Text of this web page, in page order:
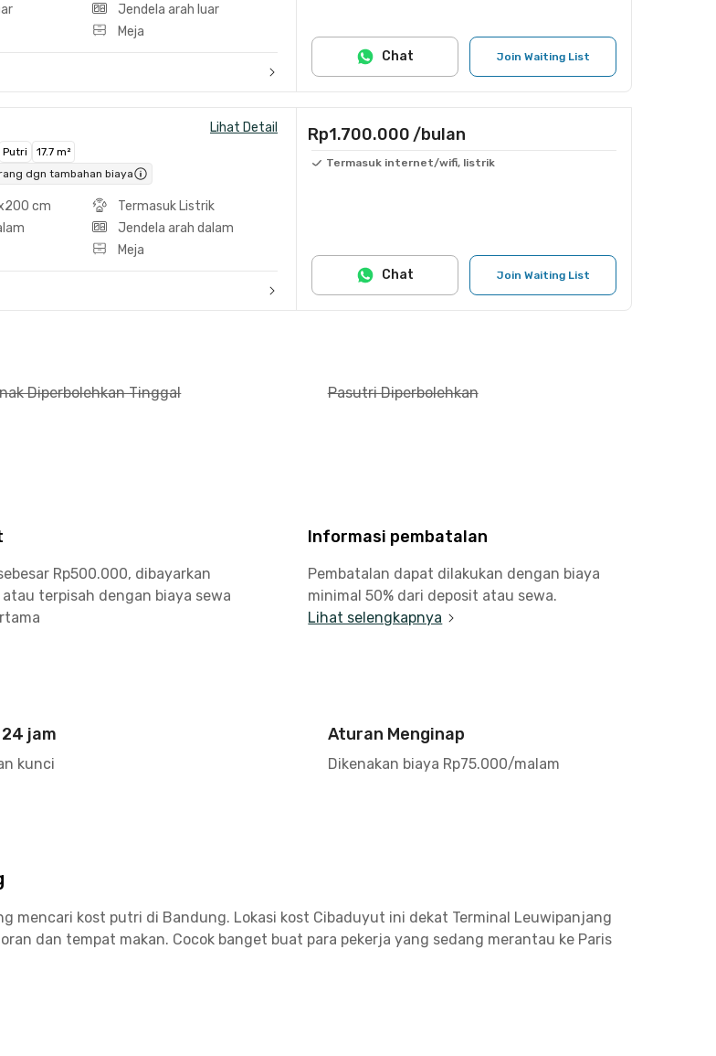
Jendela arah luar
Meja
Join Waiting List
Chat
Lihat Detail
Putri
17.7 m²
dgn tambahan biaya
cm
Termasuk Listrik
Jendela arah dalam
Meja
Rp1.700.000 /bulan
Termasuk internet/wifi, listrik
Join Waiting List
Chat
Diperbolehkan Tinggal Pasutri Diperbolehkan
Rp500.000, dibayarkan
atau terpisah dengan biaya sewa
Informasi pembatalan
Pembatalan dapat dilakukan dengan biaya
minimal 50% dari deposit atau sewa.
Lihat selengkapnya
jam
kunci
Aturan Menginap
Dikenakan biaya Rp75.000/malam
mencari kost putri di Bandung. Lokasi kost Cibaduyut ini dekat Terminal Leuwipanjang
dan tempat makan. Cocok banget buat para pekerja yang sedang merantau ke Paris
Universitas Kristen Maranatha berjarak 23 menit berkendara dari kost putri Cibaduyut